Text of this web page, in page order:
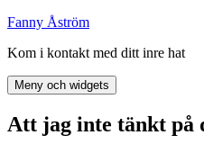
Hoppa
innehåll
Fanny Åström
Kom i kontakt med ditt inre hat
Meny och widgets
Att jag inte tänkt på